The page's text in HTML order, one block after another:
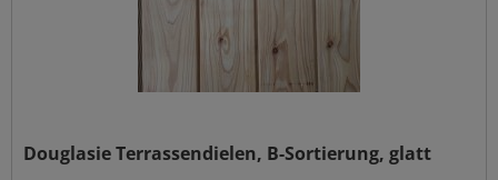
Douglasie Terrassendielen, B-Sortierung, glatt